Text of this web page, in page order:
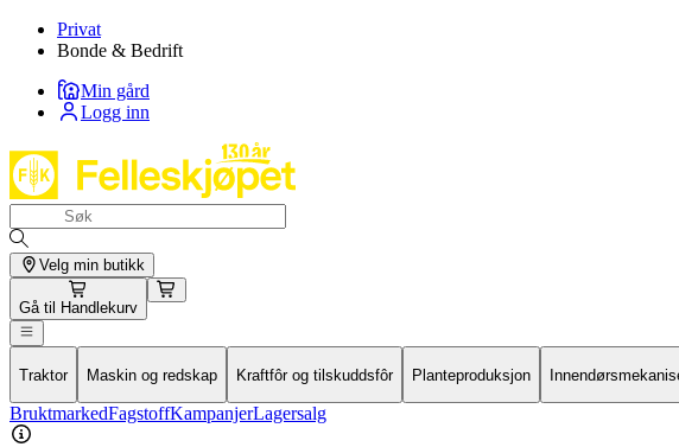
Privat
Bonde & Bedrift
Min gård
Logg inn
Velg min butikk
Gå til Handlekurv
Traktor Maskin og redskap Kraftfôr og tilskuddsfôr Planteproduksjon
BruktmarkedFagstoffKampanjerLagersalg